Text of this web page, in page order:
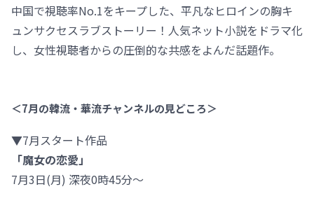
中国で視聴率No.1をキープした、平凡なヒロインの胸キ
ュンサクセスラブストーリー！人気ネット小説をドラマ化
し、女性視聴者からの圧倒的な共感をよんだ話題作。
＜7月の韓流・華流チャンネルの見どころ＞
▼7月スタート作品
「魔女の恋愛」
7月3日(月) 深夜0時45分～